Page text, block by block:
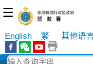
☰
English 繁 其他语